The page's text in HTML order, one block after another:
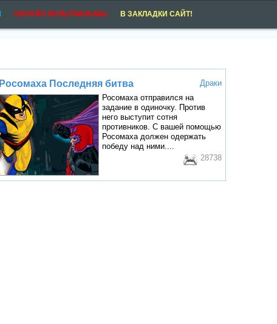
ОНЛАЙН МУЛЬТФИЛЬМЫ
В ЗАКЛАДКИ САЙТ!
Росомаха Последняя битва
Драки
Росомаха отправился на
задание в одиночку. Против
него выступит сотня
противников. С вашей помощью
Росомаха должен одержать
победу над ними....
28738